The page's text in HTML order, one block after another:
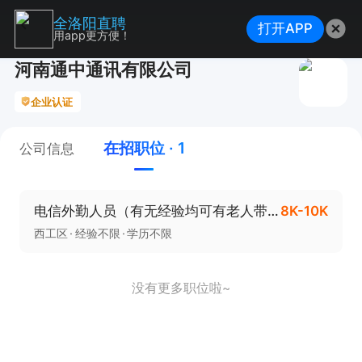
河南通中通讯有限公司
企业认证
公司信息 在招职位 · 1
电信外勤人员（有无经验均可有老人带+工作内容简单8000-10000+餐补油补） 8K-10K
西工区 经验不限 学历不限
没有更多职位啦~
全洛阳直聘
用app更方便！ 打开APP